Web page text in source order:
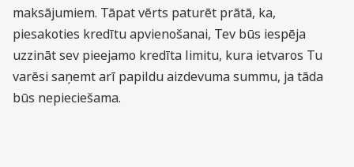
maksājumiem. Tāpat vērts paturēt prātā, ka,
piesakoties kredītu apvienošanai, Tev būs iespēja
uzzināt sev pieejamo kredīta limitu, kura ietvaros Tu
varēsi saņemt arī papildu aizdevuma summu, ja tāda
būs nepieciešama.